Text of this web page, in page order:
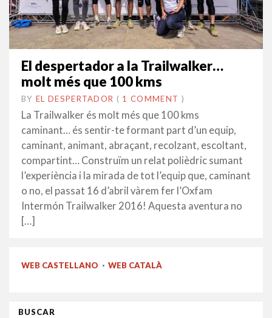
El despertador a la Trailwalker…
molt més que 100 kms
BY EL DESPERTADOR ON
21
ABRIL
•( 1 COMMENT )
La Trailwalker és molt més que 100 kms
caminant… és sentir-te formant part d’un equip,
caminant, animant, abraçant, recolzant, escoltant,
compartint… Construïm un relat polièdric sumant
l’experiència i la mirada de tot l’equip que, caminant
o no, el passat 16 d’abril vàrem fer l’Oxfam
Intermón Trailwalker 2016! Aquesta aventura no
[…]
WEB CASTELLANO · WEB CATALÀ
BUSCAR